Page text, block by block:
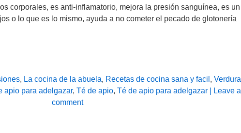
corporales, es anti-inflamatorio, mejora la presión sanguínea, es un
o lo que es lo mismo, ayuda a no cometer el pecado de glotonería
, La cocina de la abuela, Recetas de cocina sana y facil , Verdura
apio para adelgazar, Té de apio, Té de apio para adelgazar| Leave a
comment